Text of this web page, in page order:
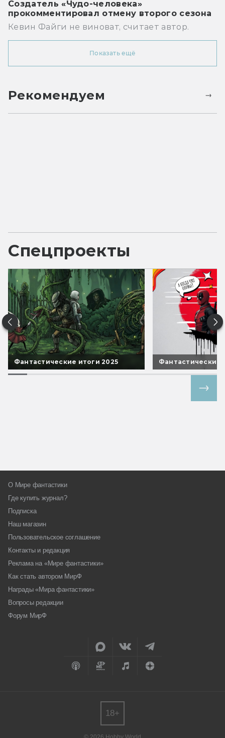
Создатель «Чудо-человека»
прокомментировал отмену второго сезона
Кевин Файги не виноват, считает автор.
Показать ещё
Рекомендуем
Спецпроекты
Фантастические итоги 2025 Фантастические
О Мире фантастики
Где купить журнал?
Подписка
Наш магазин
Пользовательское соглашение
Контакты и редакция
Реклама на «Мире фантастики»
Как стать автором МирФ
Награды «Мира фантастики»
Вопросы редакции
Форум МирФ
18+